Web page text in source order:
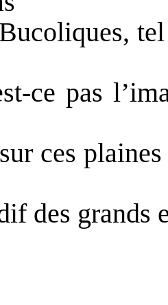
ce pas
ces
des grands